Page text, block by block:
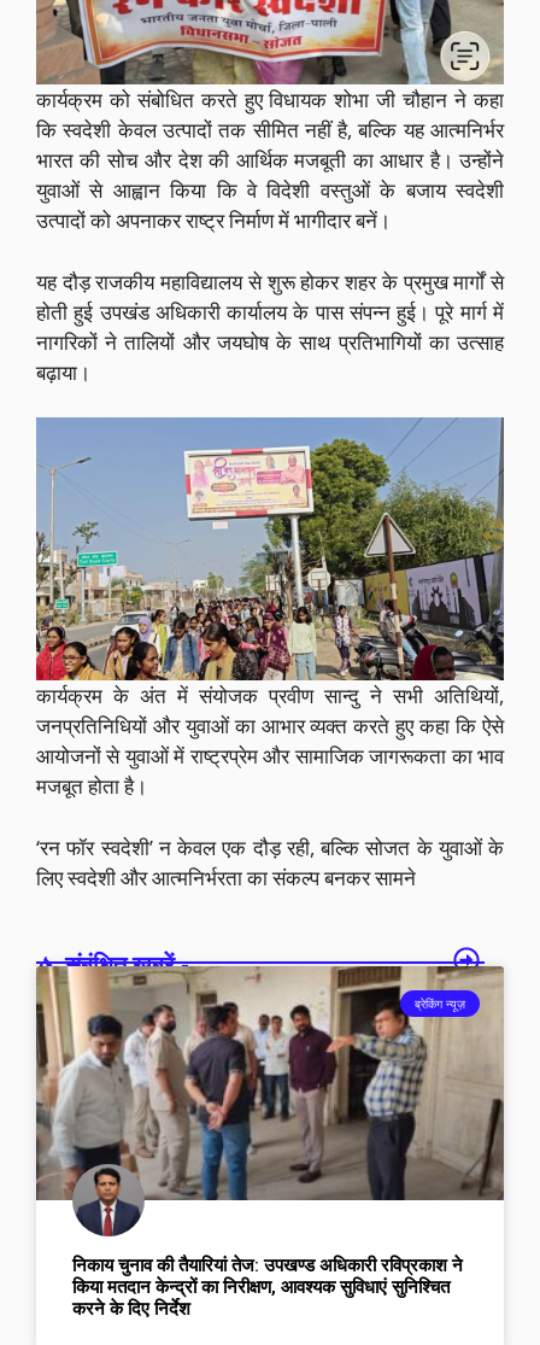
कार्यक्रम को संबोधित करते हुए विधायक शोभा जी चौहान ने कहा
कि स्वदेशी केवल उत्पादों तक सीमित नहीं है, बल्कि यह आत्मनिर्भर
भारत की सोच और देश की आर्थिक मजबूती का आधार है। उन्होंने
युवाओं से आह्वान किया कि वे विदेशी वस्तुओं के बजाय स्वदेशी
उत्पादों को अपनाकर राष्ट्र निर्माण में भागीदार बनें।
यह दौड़ राजकीय महाविद्यालय से शुरू होकर शहर के प्रमुख मार्गों से
होती हुई उपखंड अधिकारी कार्यालय के पास संपन्न हुई। पूरे मार्ग में
नागरिकों ने तालियों और जयघोष के साथ प्रतिभागियों का उत्साह
बढ़ाया।
कार्यक्रम के अंत में संयोजक प्रवीण सान्दु ने सभी अतिथियों,
जनप्रतिनिधियों और युवाओं का आभार व्यक्त करते हुए कहा कि ऐसे
आयोजनों से युवाओं में राष्ट्रप्रेम और सामाजिक जागरूकता का भाव
मजबूत होता है।
‘रन फॉर स्वदेशी’ न केवल एक दौड़ रही, बल्कि सोजत के युवाओं के
लिए स्वदेशी और आत्मनिर्भरता का संकल्प बनकर सामने
संबंधित खबरें -
ब्रेकिंग न्यूज़
निकाय चुनाव की तैयारियां तेज: उपखण्ड अधिकारी रविप्रकाश ने
किया मतदान केन्द्रों का निरीक्षण, आवश्यक सुविधाएं सुनिश्चित
करने के दिए निर्देश